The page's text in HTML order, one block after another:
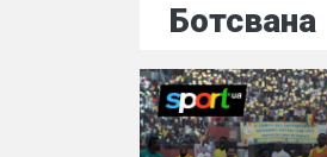
Ботсвана